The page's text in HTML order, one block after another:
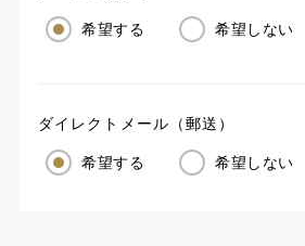
希望する 希望しない
ダイレクトメール（郵送）
希望する 希望しない